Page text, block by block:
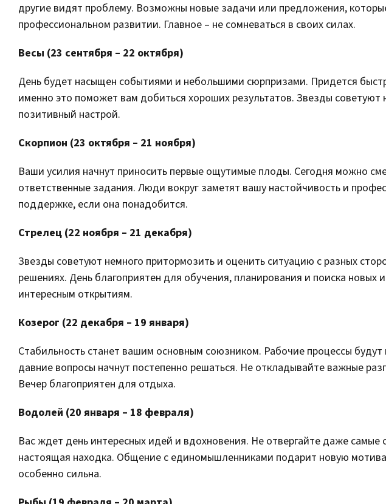
другие видят проблему. Возможны новые задачи или предложения,
профессиональном развитии. Главное – не сомневаться в своих силах.
Весы (23 сентября – 22 октября)
День будет насыщен событиями и небольшими сюрпризами. Придется
именно это поможет вам добиться хороших результатов. Звезды советуют
позитивный настрой.
Скорпион (23 октября – 21 ноября)
Ваши усилия начнут приносить первые ощутимые плоды. Сегодня можно
ответственные задания. Люди вокруг заметят вашу настойчивость и
поддержке, если она понадобится.
Стрелец (22 ноября – 21 декабря)
Звезды советуют немного притормозить и оценить ситуацию с разных
решениях. День благоприятен для обучения, планирования и поиска
интересным открытиям.
Козерог (22 декабря – 19 января)
Стабильность станет вашим основным союзником. Рабочие процессы
давние вопросы начнут постепенно решаться. Не откладывайте важные
Вечер благоприятен для отдыха.
Водолей (20 января – 18 февраля)
Вас ждет день интересных идей и вдохновения. Не отвергайте даже
настоящая находка. Общение с единомышленниками подарит новую
особенно сильна.